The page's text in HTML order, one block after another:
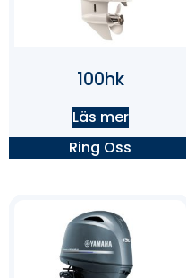
100hk
Läs mer
Ring Oss